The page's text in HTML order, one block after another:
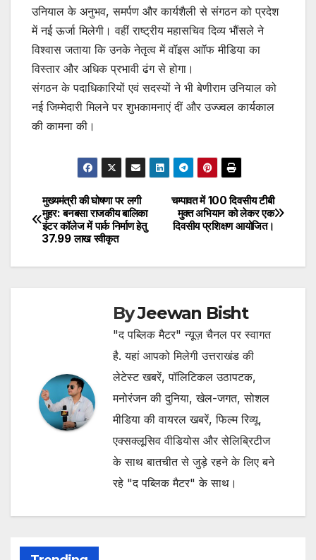
उनियाल के अनुभव, समर्पण और कार्यशैली से संगठन को प्रदेश
में नई ऊर्जा मिलेगी। वहीं राष्ट्रीय महासचिव दिव्य भौंसले ने
विश्वास जताया कि उनके नेतृत्व में वॉइस आॉफ मीडिया का
विस्तार और अधिक प्रभावी ढंग से होगा।
संगठन के पदाधिकारियों एवं सदस्यों ने भी बेणीराम उनियाल को
नई जिम्मेदारी मिलने पर शुभकामनाएं दीं और उज्ज्वल कार्यकाल
की कामना की।
Post
navigation
चम्पावत में 100 दिवसीय टीबी
मुक्त अभियान को लेकर एक
दिवसीय प्रशिक्षण आयोजित।
मुख्यमंत्री की घोषणा पर लगी
मुहर: बनबसा राजकीय बालिका
इंटर कॉलेज में पार्क निर्माण हेतु
₹37.99 लाख स्वीकृत
ByJeewan Bisht
"द पब्लिक मैटर" न्यूज़ चैनल पर स्वागत
है. यहां आपको मिलेगी उत्तराखंड की
लेटेस्ट खबरें, पॉलिटिकल उठापटक,
मनोरंजन की दुनिया, खेल-जगत, सोशल
मीडिया की वायरल खबरें, फिल्म रिव्यू,
एक्सक्लूसिव वीडियोस और सेलिब्रिटीज
के साथ बातचीत से जुड़े रहने के लिए बने
रहे "द पब्लिक मैटर" के साथ।